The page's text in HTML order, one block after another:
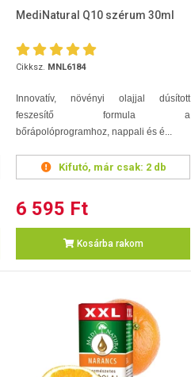
MediNatural Q10 szérum 30ml
Cikksz. MNL6184
Innovatív, növényi olajjal dúsított
feszesítő formula a
bőrápolóprogramhoz, nappali és é...
Kifutó, már csak: 2 db
6 595 Ft
Kosárba rakom